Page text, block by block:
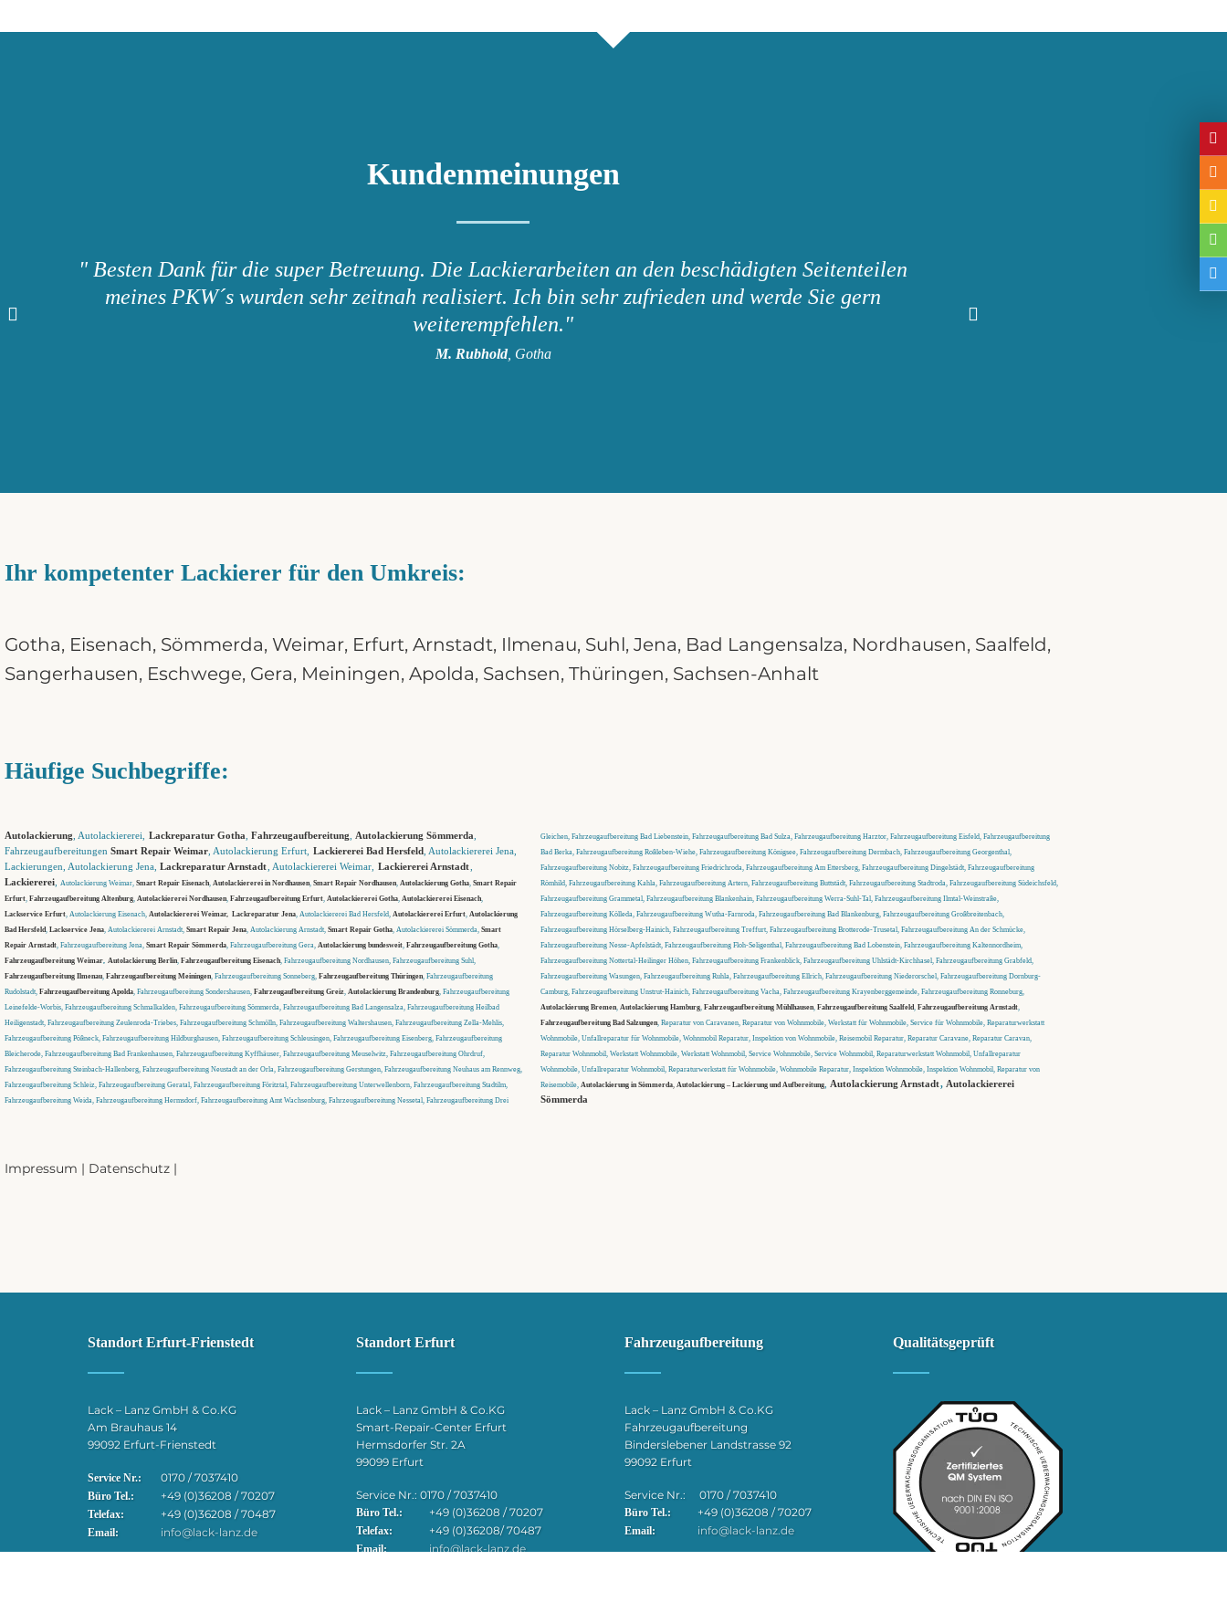
Kundenmeinungen
" Besten Dank für die super Betreuung. Die Lackierarbeiten an den beschädigten Seitenteilen
meines PKW´s wurden sehr zeitnah realisiert. Ich bin sehr zufrieden und werde Sie gern
weiterempfehlen."
M. Rubhold, Gotha
Ihr kompetenter Lackierer für den Umkreis:
Gotha, Eisenach, Sömmerda, Weimar, Erfurt, Arnstadt, Ilmenau, Suhl, Jena, Bad Langensalza, Nordhausen, Saalfeld,
Sangerhausen, Eschwege, Gera, Meiningen, Apolda, Sachsen, Thüringen, Sachsen-Anhalt
Häufige Suchbegriffe:
Autolackierung , Autolackiererei, Lackreparatur Gotha Fahrzeugaufbereitung Autolackierung Sömmerda
Fahrzeugaufbereitungen Smart Repair Weimar , Autolackierung Erfurt, Lackiererei Bad Hersfeld
, Autolackiererei Jena,
Lackierungen, Autolackierung Jena, Lackreparatur Arnstadt , Autolackiererei Weimar, Lackiererei Arnstadt
Lackiererei
Autolackierung Weimar, Smart Repair Eisenach Autolackiererei in Nordhausen Smart Repair Nordhausen Autolackierung Gotha Smart Repair
Erfurt Fahrzeugaufbereitung Altenburg Autolackiererei Nordhausen Fahrzeugaufbereitung Erfurt Autolackiererei Gotha Autolackiererei Eisenach
Lackservice Erfurt , Autolackierung Eisenach, Autolackiererei Weimar, Lackreparatur Jena , Autolackiererei Bad Hersfeld, Autolackiererei Erfurt Autolackierung
Bad Hersfeld Lackservice Jena , Autolackiererei Arnstadt, Smart Repair Jena , Autolackierung Arnstadt, Smart Repair Gotha , Autolackiererei Sömmerda, Smart
Repair Arnstadt , Fahrzeugaufbereitung Jena, Smart Repair Sömmerda , Fahrzeugaufbereitung Gera, Autolackierung bundesweit Fahrzeugaufbereitung Gotha
Fahrzeugaufbereitung Weimar Autolackierung Berlin Fahrzeugaufbereitung Eisenach , Fahrzeugaufbereitung Nordhausen, Fahrzeugaufbereitung Suhl,
Fahrzeugaufbereitung Ilmenau Fahrzeugaufbereitung Meiningen , Fahrzeugaufbereitung Sonneberg, Fahrzeugaufbereitung Thüringen , Fahrzeugaufbereitung
Rudolstadt, Fahrzeugaufbereitung Apolda , Fahrzeugaufbereitung Sondershausen, Fahrzeugaufbereitung Greiz Autolackierung Brandenburg , Fahrzeugaufbereitung
Leinefelde-Worbis, Fahrzeugaufbereitung Schmalkalden, Fahrzeugaufbereitung Sömmerda, Fahrzeugaufbereitung Bad Langensalza, Fahrzeugaufbereitung Heilbad
Heiligenstadt, Fahrzeugaufbereitung Zeulenroda-Triebes, Fahrzeugaufbereitung Schmölln, Fahrzeugaufbereitung Waltershausen, Fahrzeugaufbereitung Zella-Mehlis,
Fahrzeugaufbereitung Pößneck, Fahrzeugaufbereitung Hildburghausen, Fahrzeugaufbereitung Schleusingen, Fahrzeugaufbereitung Eisenberg, Fahrzeugaufbereitung
Bleicherode, Fahrzeugaufbereitung Bad Frankenhausen, Fahrzeugaufbereitung Kyffhäuser, Fahrzeugaufbereitung Meuselwitz, Fahrzeugaufbereitung Ohrdruf,
Fahrzeugaufbereitung Steinbach-Hallenberg, Fahrzeugaufbereitung Neustadt an der Orla, Fahrzeugaufbereitung Gerstungen, Fahrzeugaufbereitung Neuhaus am Rennweg,
Fahrzeugaufbereitung Schleiz, Fahrzeugaufbereitung Geratal, Fahrzeugaufbereitung Föritztal, Fahrzeugaufbereitung Unterwellenborn, Fahrzeugaufbereitung Stadtilm,
Fahrzeugaufbereitung Weida, Fahrzeugaufbereitung Hermsdorf, Fahrzeugaufbereitung Amt Wachsenburg, Fahrzeugaufbereitung Nessetal, Fahrzeugaufbereitung Drei
Gleichen, Fahrzeugaufbereitung Bad Liebenstein, Fahrzeugaufbereitung Bad Sulza, Fahrzeugaufbereitung Harztor, Fahrzeugaufbereitung Eisfeld, Fahrzeugaufbereitung
Bad Berka, Fahrzeugaufbereitung Roßleben-Wiehe, Fahrzeugaufbereitung Königsee, Fahrzeugaufbereitung Dermbach, Fahrzeugaufbereitung Georgenthal,
Fahrzeugaufbereitung Nobitz, Fahrzeugaufbereitung Friedrichroda, Fahrzeugaufbereitung Am Ettersberg, Fahrzeugaufbereitung Dingelstädt, Fahrzeugaufbereitung
Römhild, Fahrzeugaufbereitung Kahla, Fahrzeugaufbereitung Artern, Fahrzeugaufbereitung Buttstädt, Fahrzeugaufbereitung Stadtroda, Fahrzeugaufbereitung Südeichsfeld,
Fahrzeugaufbereitung Grammetal, Fahrzeugaufbereitung Blankenhain, Fahrzeugaufbereitung Werra-Suhl-Tal, Fahrzeugaufbereitung Ilmtal-Weinstraße,
Fahrzeugaufbereitung Kölleda, Fahrzeugaufbereitung Wutha-Farnroda, Fahrzeugaufbereitung Bad Blankenburg, Fahrzeugaufbereitung Großbreitenbach,
Fahrzeugaufbereitung Hörselberg-Hainich, Fahrzeugaufbereitung Treffurt, Fahrzeugaufbereitung Brotterode-Trusetal, Fahrzeugaufbereitung An der Schmücke,
Fahrzeugaufbereitung Nesse-Apfelstädt, Fahrzeugaufbereitung Floh-Seligenthal, Fahrzeugaufbereitung Bad Lobenstein, Fahrzeugaufbereitung Kaltennordheim,
Fahrzeugaufbereitung Nottertal-Heilinger Höhen, Fahrzeugaufbereitung Frankenblick, Fahrzeugaufbereitung Uhlstädt-Kirchhasel, Fahrzeugaufbereitung Grabfeld,
Fahrzeugaufbereitung Wasungen, Fahrzeugaufbereitung Ruhla, Fahrzeugaufbereitung Ellrich, Fahrzeugaufbereitung Niederorschel, Fahrzeugaufbereitung Dornburg-
Camburg, Fahrzeugaufbereitung Unstrut-Hainich, Fahrzeugaufbereitung Vacha, Fahrzeugaufbereitung Krayenberggemeinde, Fahrzeugaufbereitung Ronneburg,
Autolackierung Bremen Autolackierung Hamburg Fahrzeugaufbereitung Mühlhausen Fahrzeugaufbereitung Saalfeld Fahrzeugaufbereitung Arnstadt
Fahrzeugaufbereitung Bad Salzungen , Reparatur von Caravanen, Reparatur von Wohnmobile, Werkstatt für Wohnmobile, Service für Wohnmobile, Reparaturwerkstatt
Wohnmobile, Unfallreparatur für Wohnmobile, Wohnmobil Reparatur, Inspektion von Wohnmobile, Reisemobil Reparatur, Reparatur Caravane, Reparatur Caravan,
Reparatur Wohnmobil, Werkstatt Wohnmobile, Werkstatt Wohnmobil, Service Wohnmobile, Service Wohnmobil, Reparaturwerkstatt Wohnmobil, Unfallreparatur
Wohnmobile, Unfallreparatur Wohnmobil, Reparaturwerkstatt für Wohnmobile, Wohnmobile Reparatur, Inspektion Wohnmobile, Inspektion Wohnmobil, Reparatur von
Reisemobile, Autolackierung in Sömmerda Autolackierung – Lackierung und Aufbereitung Autolackierung Arnstadt, Autolackiererei
Sömmerda
Impressum | Datenschutz |
Standort Erfurt-Frienstedt
Lack – Lanz GmbH & Co.KG
Am Brauhaus 14
99092 Erfurt-Frienstedt
Service Nr.: 0170 / 7037410
Büro Tel.: +49 (0)36208 / 70207
Telefax: +49 (0)36208 / 70487
Email: info@lack-lanz.de
Standort Erfurt
Lack – Lanz GmbH & Co.KG
Smart-Repair-Center Erfurt
Hermsdorfer Str. 2A
99099 Erfurt
Service Nr.: 0170 / 7037410
Büro Tel.: +49 (0)36208 / 70207
Telefax: +49 (0)36208/ 70487
Email: info@lack-lanz.de
Fahrzeugaufbereitung
Lack – Lanz GmbH & Co.KG
Fahrzeugaufbereitung
Binderslebener Landstrasse 92
99092 Erfurt
Service Nr.: 0170 / 7037410
Büro Tel.: +49 (0)36208 / 70207
Email: info@lack-lanz.de
Qualitätsgeprüft